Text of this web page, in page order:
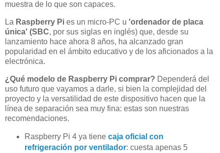
muestra de lo que son capaces.
La Raspberry Pi es un micro-PC u 'ordenador de placa
única' (SBC, por sus siglas en inglés) que, desde su
lanzamiento hace ahora 8 años, ha alcanzado gran
popularidad en el ámbito educativo y de los aficionados a la
electrónica.
¿Qué modelo de Raspberry Pi comprar? Dependerá del
uso futuro que vayamos a darle, si bien la complejidad del
proyecto y la versatilidad de este dispositivo hacen que la
línea de separación sea muy fina: estas son nuestras
recomendaciones.
Raspberry Pi 4 ya tiene caja oficial con
refrigeración por ventilador: cuesta apenas 5